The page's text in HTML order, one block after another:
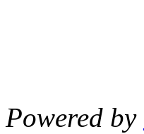
Powered by